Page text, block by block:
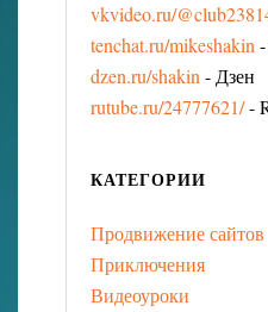
vkvideo.ru/
tenchat.ru/mikeshakin
dzen.ru/shakin - Дзен
rutube.ru/24777621/-
КАТЕГОРИИ
Продвижение сайтов
Приключения
Видеоуроки